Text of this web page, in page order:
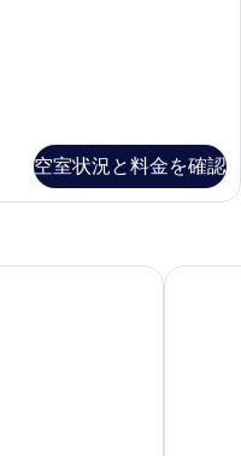
空室状況と料金を確認
ホテル